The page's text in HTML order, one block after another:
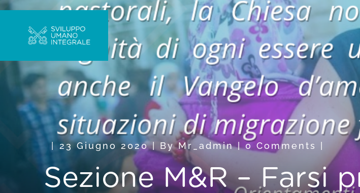
23 Giugno 2020| ByMr_admin | 0 Comments
Sezione M&R – Farsi